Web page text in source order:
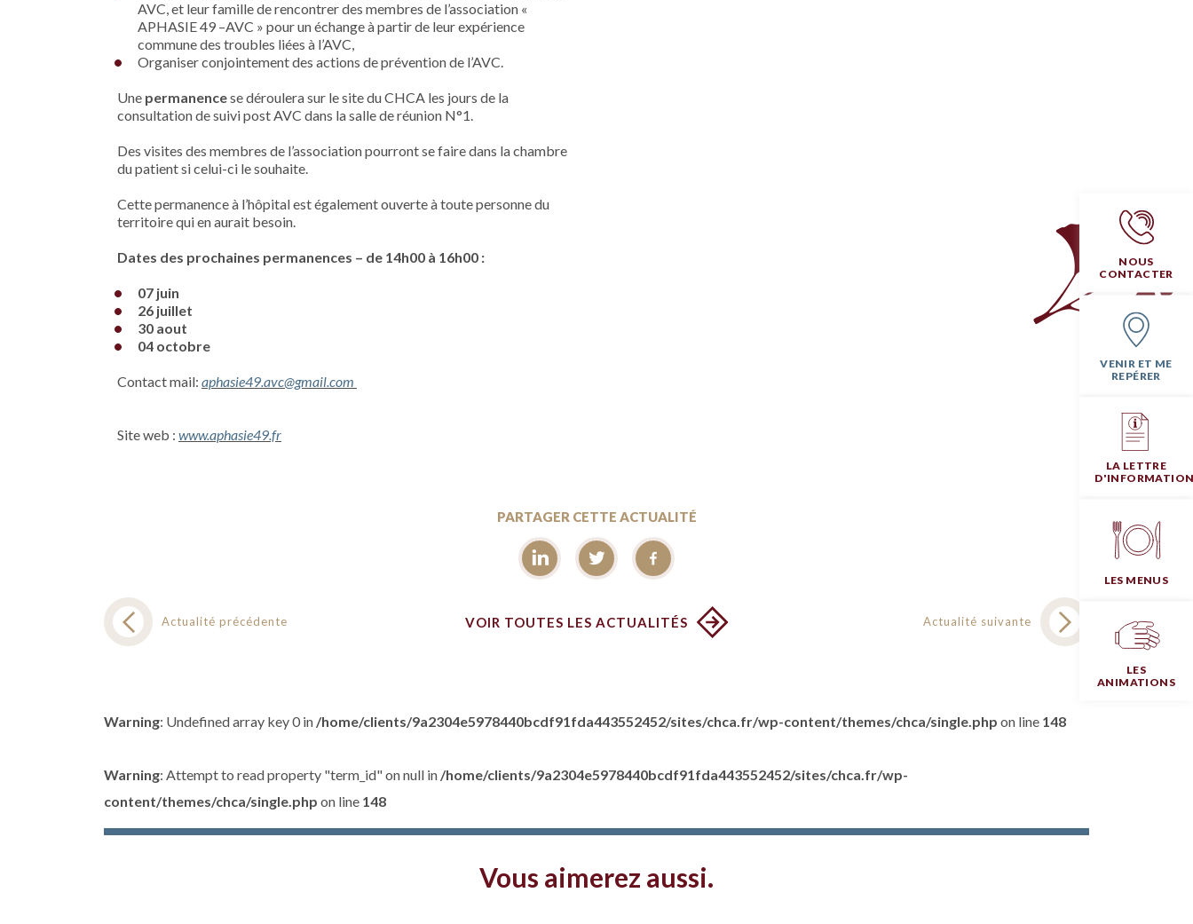
NOUS
CONTACTER
VENIR ET ME
REPÉRER
LA LETTRE
LES MENUS
LES
ANIMATIONS
AVC, et leur famille de rencontrer des membres de l’association «
APHASIE 49 –AVC » pour un échange à partir de leur expérience
commune des troubles liées à l’AVC,
Organiser conjointement des actions de prévention de l’AVC.
Une permanencese déroulera sur le site du CHCA les jours de la
consultation de suivi post AVC dans la salle de réunion N°1.
Des visites des membres de l’association pourront se faire dans la chambre
du patient si celui-ci le souhaite.
Cette permanence à l’hôpital est également ouverte à toute personne du
territoire qui en aurait besoin.
Dates des prochaines permanences – de 14h00 à 16h00 :
07 juin
26 juillet
30 aout
04 octobre
Contact mail: aphasie49.avc@gmail.com
Site web : www.aphasie49.fr
PARTAGER CETTE ACTUALITÉ
Actualité précédente VOIR TOUTES LES ACTUALITÉS Actualité suivante
Warning: Undefined array key 0 in /home/clients/9a2304e5978440bcdf91fda443552452/sites/chca.fr/wp-content/themes/chca/single.php on line 148
Warning: Attempt to read property "term_id" on null in /home/clients/9a2304e5978440bcdf91fda443552452/sites/chca.fr/wp-
content/themes/chca/single.php on line 148
Vous aimerez aussi.